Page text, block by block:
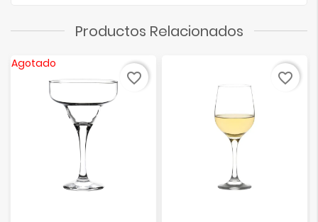
Productos Relacionados
Agotado
favorite_border favorite_border